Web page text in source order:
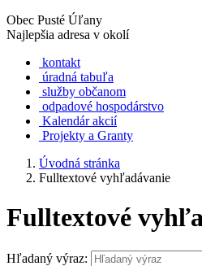
Obec Pusté Úľany
Najlepšia adresa v okolí
kontakt
úradná tabuľa
služby občanom
odpadové hospodárstvo
Kalendár akcií
Projekty a Granty
Úvodná stránka
Fulltextové vyhľadávanie
Fulltextové
Hľadaný výraz: